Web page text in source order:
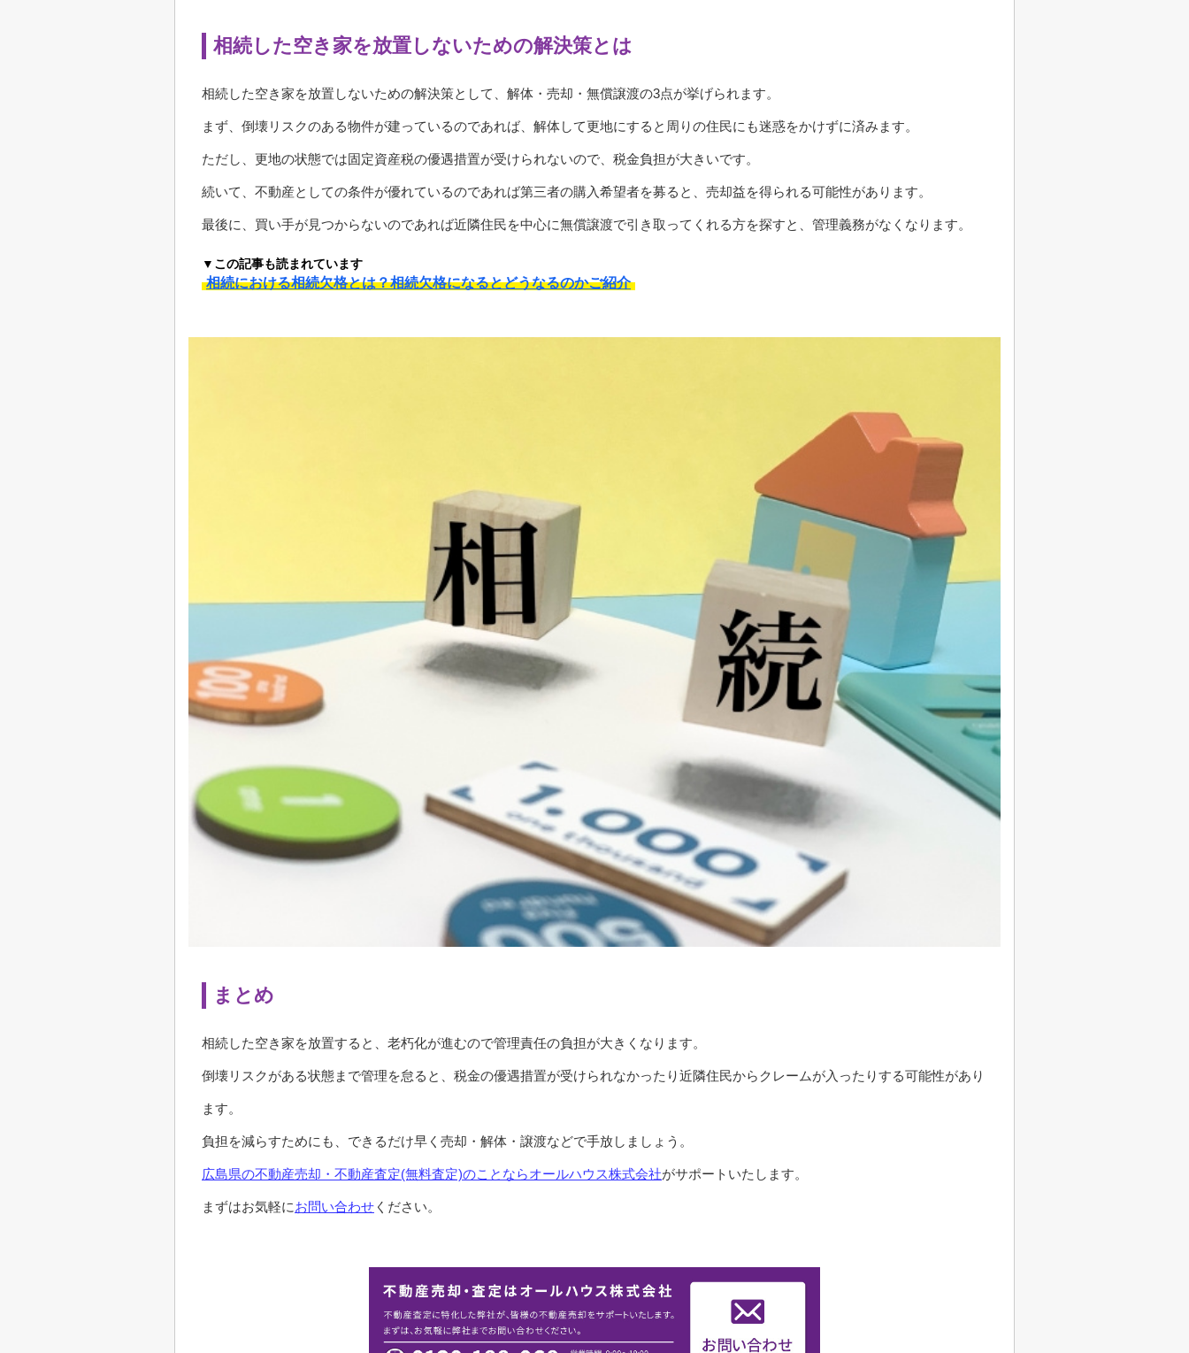
相続した空き家を放置しないための解決策とは
相続した空き家を放置しないための解決策として、解体・売却・無償譲渡の3点が挙げられます。
まず、倒壊リスクのある物件が建っているのであれば、解体して更地にすると周りの住民にも迷惑をかけずに済みます。
ただし、更地の状態では固定資産税の優遇措置が受けられないので、税金負担が大きいです。
続いて、不動産としての条件が優れているのであれば第三者の購入希望者を募ると、売却益を得られる可能性があります。
最後に、買い手が見つからないのであれば近隣住民を中心に無償譲渡で引き取ってくれる方を探すと、管理義務がなくなります。
▼この記事も読まれています
相続における相続欠格とは？相続欠格になるとどうなるのかご紹介
まとめ
相続した空き家を放置すると、老朽化が進むので管理責任の負担が大きくなります。
倒壊リスクがある状態まで管理を怠ると、税金の優遇措置が受けられなかったり近隣住民からクレームが入ったりする可能性があり
ます。
負担を減らすためにも、できるだけ早く売却・解体・譲渡などで手放しましょう。
広島県の不動産売却・不動産査定(無料査定)のことならオールハウス株式会社がサポートいたします。
まずはお気軽にお問い合わせ ください。